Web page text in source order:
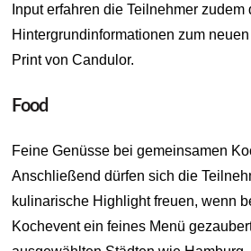
Input erfahren die Teilnehmer zudem
Hintergrundinformationen zum
Print von Candulor.
Food
Feine Genüsse bei gemeinsamen
Anschließend dürfen sich die
kulinarische Highlight freuen, wenn
Kochevent ein feines Menü